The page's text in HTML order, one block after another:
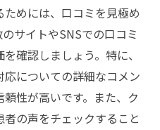
めには、口コミを見極め
サイトやSNSでの口コミ
確認しましょう。特に、
についての詳細なコメン
性が高いです。また、ク
の声をチェックすること